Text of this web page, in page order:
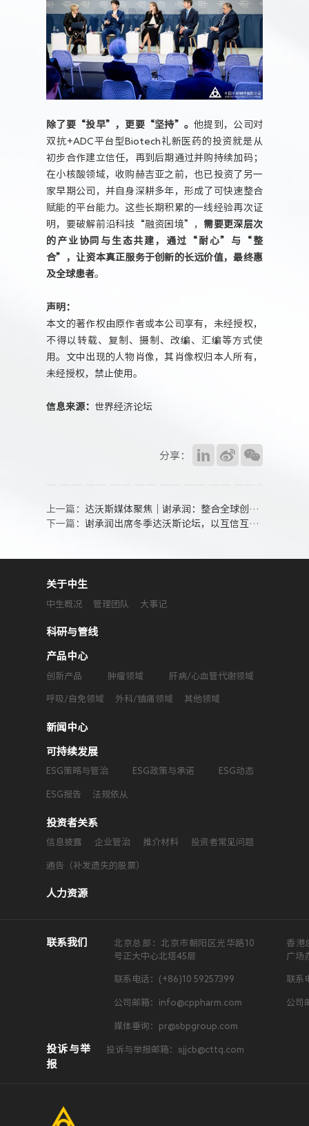
除了要“投早”，更要“坚持”。他提到，公司对
双抗+ADC平台型Biotech礼新医药的投资就是从
初步合作建立信任，再到后期通过并购持续加码；
在小核酸领域，收购赫吉亚之前，也已投资了另一
家早期公司，并自身深耕多年，形成了可快速整合
赋能的平台能力。这些长期积累的一线经验再次证
明，要破解前沿科技“融资困境”， 需要更深层次
的产业协同与生态共建，通过“耐心”与“整
合”，让资本真正服务于创新的长远价值，最终惠
及全球患者。
声明：
本文的著作权由原作者或本公司享有，未经授权，
不得以转载、复制、摄制、改编、汇编等方式使
用。文中出现的人物肖像，其肖像权归本人所有，
未经授权，禁止使用。
信息来源： 世界经济论坛
分享：
上一篇： 达沃斯媒体聚焦｜谢承润：整合全球创新资源，加速向世界级药企迈进
下一篇：谢承润出席冬季达沃斯论坛，以互信互认破解生物医药全球化发展瓶颈
关于中生
中生概况 管理团队 大事记
科研与管线
产品中心
创新产品 肿瘤领域 肝病/心血管代谢领域
呼吸/自免领域 外科/镇痛领域 其他领域
新闻中心
可持续发展
ESG策略与管治 ESG政策与承诺 ESG动态
ESG报告 法规依从
投资者关系
信息披露 企业管治 推介材料 投资者常见问题
通告（补发遗失的股票）
人力资源
联系我们
北京总部：北京市朝阳区光华路10
号正大中心北塔45层
联系电话：(+86)10 59257399
公司邮箱：info@cppharm.com
媒体垂询：pr@sbpgroup.com
香港
广场
联系
公司
投诉与举
报
投诉与举报邮箱：sjjcb@cttq.com